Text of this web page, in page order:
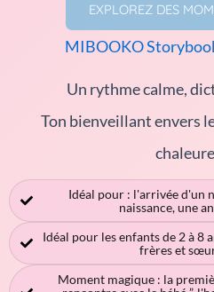
EXPLOREZ DES
MIBOOKO
Un rythme calme,
Ton bienveillant envers
Idéal pour : l'arrivée d'un
naissance, une
Idéal pour les enfants de 2 à 8
frères et
Moment magique : la